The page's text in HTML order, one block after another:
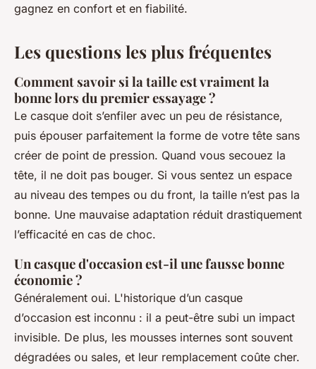
gagnez en confort et en fiabilité.
Les questions les plus fréquentes
Comment savoir si la taille est vraiment la
bonne lors du premier essayage ?
Le casque doit s’enfiler avec un peu de résistance,
puis épouser parfaitement la forme de votre tête sans
créer de point de pression. Quand vous secouez la
tête, il ne doit pas bouger. Si vous sentez un espace
au niveau des tempes ou du front, la taille n’est pas la
bonne. Une mauvaise adaptation réduit drastiquement
l’efficacité en cas de choc.
Un casque d'occasion est-il une fausse bonne
économie ?
Généralement oui. L'historique d’un casque
d’occasion est inconnu : il a peut-être subi un impact
invisible. De plus, les mousses internes sont souvent
dégradées ou sales, et leur remplacement coûte cher.